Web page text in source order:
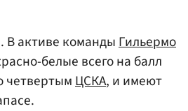
В активе командыГильермо
белые всего на балл
четвертымЦСКА, и имеют